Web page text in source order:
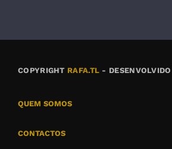
COPYRIGHT RAFA.TL -
QUEM SOMOS
CONTACTOS